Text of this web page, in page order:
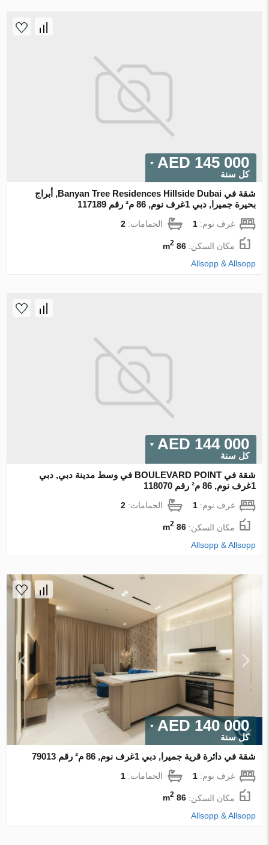
145 000 AED
كل سنة
شقة في Banyan Tree Residences Hillside Dubai, أبراج
بحيرة جميرا, دبي 1غرف نوم, 86 م² رقم 117189
غرف نوم:1 الحمامات:2
مكان السكن:86 m
2
Allsopp & Allsopp
144 000 AED
كل سنة
شقة في BOULEVARD POINT في وسط مدينة دبي, دبي
1غرف نوم, 86 م² رقم 118070
غرف نوم:1 الحمامات:2
مكان السكن:86 m
2
Allsopp & Allsopp
140 000 AED
كل سنة
شقة في دائرة قرية جميرا, دبي 1غرف نوم, 86 م² رقم 79013
غرف نوم:1 الحمامات:1
مكان السكن:86 m
2
Allsopp & Allsopp